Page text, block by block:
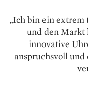
„Ich bin ein extrem
und den Markt
innovative
anspruchsvoll